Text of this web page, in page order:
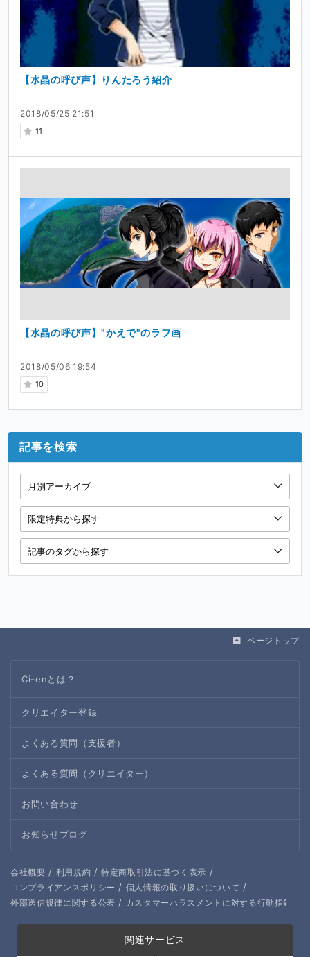
2018/05/25 21:51
11
【水晶の呼び声】りんたろう紹介
2018/05/06 19:54
10
【水晶の呼び声】"かえで"のラフ画
記事を検索
ページトップ
Ci-enとは？
クリエイター登録
よくある質問（支援者）
よくある質問（クリエイター）
お問い合わせ
お知らせブログ
会社概要 / 利用規約 / 特定商取引法に基づく表示 /
コンプライアンスポリシー / 個人情報の取り扱いについて /
外部送信規律に関する公表 / カスタマーハラスメントに対する行動指針
関連サービス